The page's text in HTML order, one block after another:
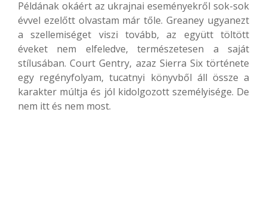
Példának okáért az ukrajnai eseményekről sok-sok
évvel ezelőtt olvastam már tőle. Greaney ugyanezt
a szellemiséget viszi tovább, az együtt töltött
éveket nem elfeledve, természetesen a saját
stílusában. Court Gentry, azaz Sierra Six története
egy regényfolyam, tucatnyi könyvből áll össze a
karakter múltja és jól kidolgozott személyisége. De
nem itt és nem most.